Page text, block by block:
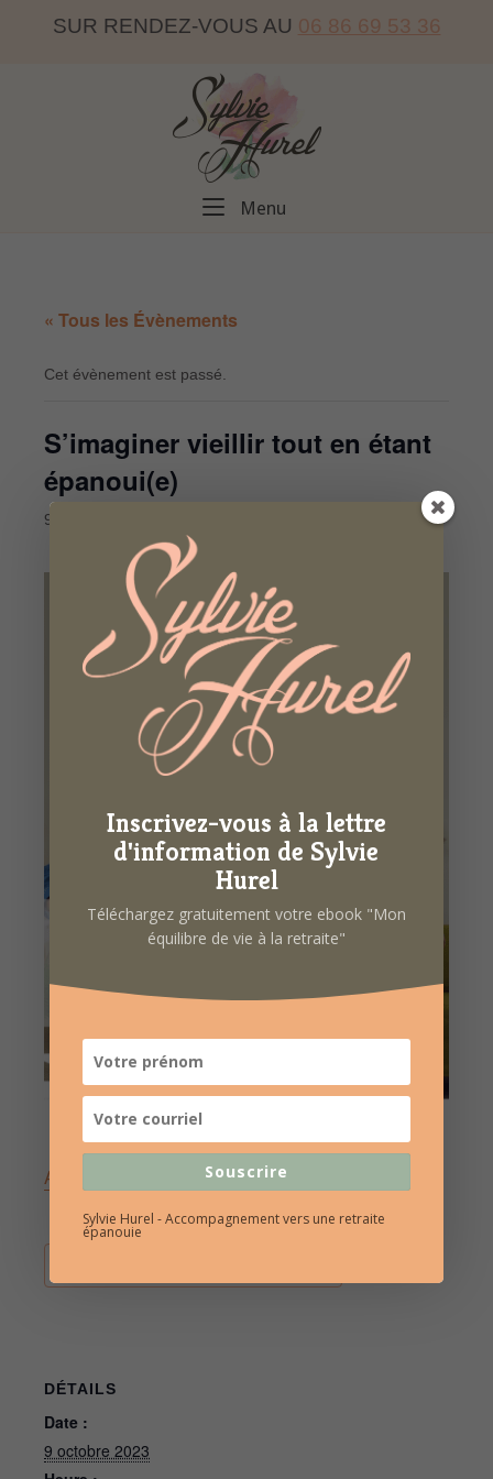
SUR RENDEZ-VOUS AU 06 86 69 53 36
Home
Menu
« Tous les Évènements
Cet évènement est passé.
S’imaginer vieillir tout en étant
épanoui(e)
9 octobre 2023 de 18h30
A3 S IMAGINER VIEILLIR bd
DÉTAILS
Date :
9 octobre 2023
Inscrivez-vous à la lettre
d'information de Sylvie
Hurel
Téléchargez gratuitement votre ebook "Mon
équilibre de vie à la retraite"
Souscrire
Sylvie Hurel - Accompagnement vers une retraite
épanouie